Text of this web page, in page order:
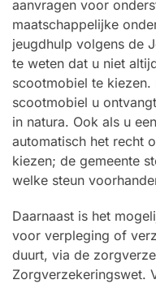
aanvragen voor
maatschappelijke
jeugdhulp volgens de
te weten dat u niet
scootmobiel te
scootmobiel u
in natura. Ook als u
automatisch het recht
kiezen; de gemeente
welke steun
Daarnaast is het
voor verpleging of
duurt, via de
Zorgverzekeringswet.